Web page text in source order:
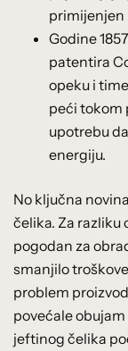
primijenjen
Godine
patentira
opeku i
peći tokom
upotrebu
energiju.
No ključna
čelika. Za razliku
pogodan za
smanjilo
problem
povećale
jeftinog čelika